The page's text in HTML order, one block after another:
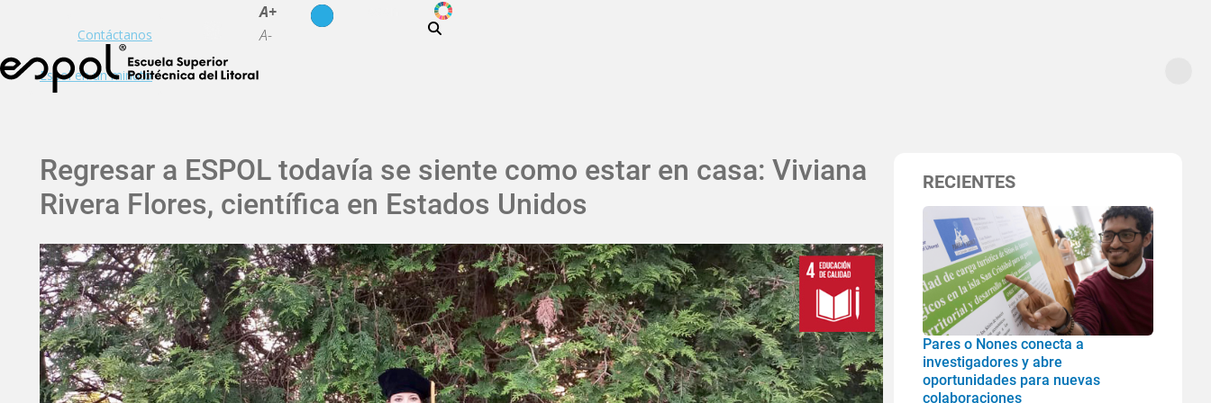
Contáctanos
Espol en un minuto
A+
A-
ODS
Regresar a ESPOL todavía se siente como estar en casa: Viviana
Rivera Flores, científica en Estados Unidos
RECIENTES
Pares o Nones conecta a
investigadores y abre
oportunidades para nuevas
colaboraciones